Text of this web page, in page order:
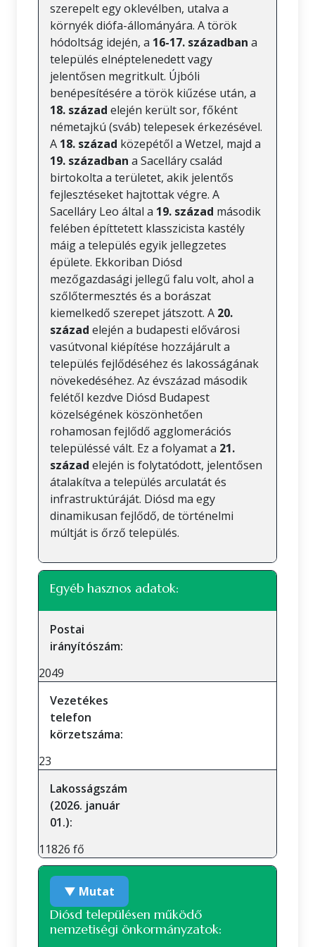
szerepelt egy oklevélben, utalva a
környék diófa-állományára. A török
hódoltság idején, a 16-17. században a
település elnéptelenedett vagy
jelentősen megritkult. Újbóli
benépesítésére a török kiűzése után, a
18. század elején került sor, főként
németajkú (sváb) telepesek érkezésével.
A 18. század közepétől a Wetzel, majd a
19. században a Sacelláry család
birtokolta a területet, akik jelentős
fejlesztéseket hajtottak végre. A
Sacelláry Leo által a 19. század második
felében építtetett klasszicista kastély
máig a település egyik jellegzetes
épülete. Ekkoriban Diósd
mezőgazdasági jellegű falu volt, ahol a
szőlőtermesztés és a borászat
kiemelkedő szerepet játszott. A 20.
század elején a budapesti elővárosi
vasútvonal kiépítése hozzájárult a
település fejlődéséhez és lakosságának
növekedéséhez. Az évszázad második
felétől kezdve Diósd Budapest
közelségének köszönhetően
rohamosan fejlődő agglomerációs
településsé vált. Ez a folyamat a 21.
század elején is folytatódott, jelentősen
átalakítva a település arculatát és
infrastruktúráját. Diósd ma egy
dinamikusan fejlődő, de történelmi
múltját is őrző település.
Egyéb hasznos adatok:
Postai
irányítószám:
2049
Vezetékes
telefon
körzetszáma:
23
Lakosságszám
(2026. január
01.):
11826 fő
▼ Mutat
Diósd településen működő
nemzetiségi önkormányzatok: